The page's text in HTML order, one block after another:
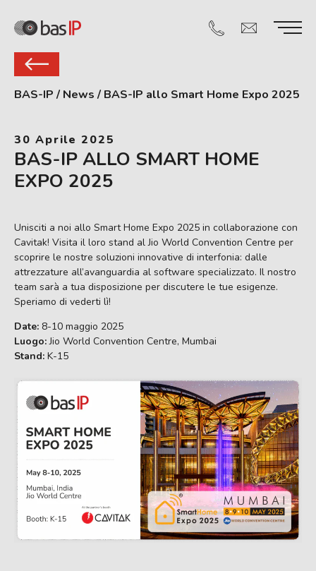
BAS-IP / News / BAS-IP allo Smart Home Expo 2025
30 Aprile 2025
BAS-IP ALLO SMART HOME
EXPO 2025
Unisciti a noi allo Smart Home Expo 2025 in collaborazione con
Cavitak! Visita il loro stand al Jio World Convention Centre per
scoprire le nostre soluzioni innovative di interfonia: dalle
attrezzature all’avanguardia al software specializzato. Il nostro
team sarà a tua disposizione per discutere le tue esigenze.
Speriamo di vederti lì!
Date: 8-10 maggio 2025
Luogo:Jio World Convention Centre, Mumbai
Stand: K-15